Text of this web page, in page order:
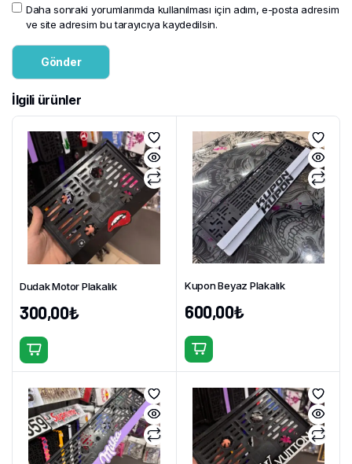
Daha sonraki yorumlarımda kullanılması için adım, e-posta adresim
ve site adresim bu tarayıcıya kaydedilsin.
İlgili ürünler
Dudak Motor Plakalık
300,00₺
Kupon Beyaz Plakalık
600,00₺